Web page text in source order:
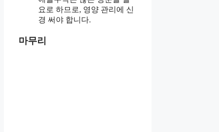
요로 하므로, 영양 관리에 신
경 써야 합니다.
마무리